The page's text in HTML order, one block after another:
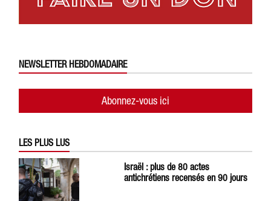
NEWSLETTER HEBDOMADAIRE
Abonnez-vous ici
LES PLUS LUS
Israël : plus de 80 actes
antichrétiens recensés en 90 jours